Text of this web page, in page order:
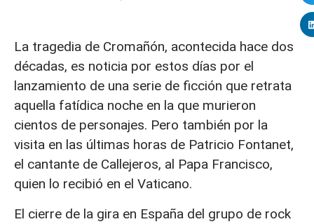
La tragedia de Cromañón, acontecida hace dos
décadas, es noticia por estos días por el
lanzamiento de una serie de ficción que retrata
aquella fatídica noche en la que murieron
cientos de personajes. Pero también por la
visita en las últimas horas de Patricio Fontanet,
el cantante de Callejeros, al Papa Francisco,
quien lo recibió en el Vaticano.
El cierre de la gira en España del grupo de rock